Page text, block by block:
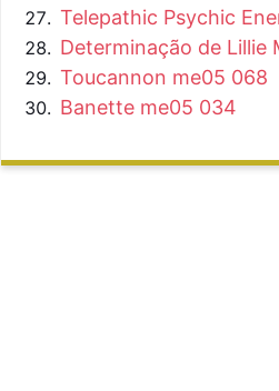
Telepathic Psychic
Determinação de Lillie
Toucannon me05 068
Banette me05 034